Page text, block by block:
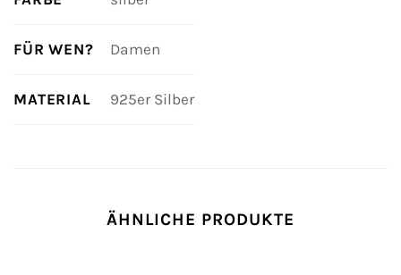
FÜR WEN? Damen
MATERIAL 925er Silber
ÄHNLICHE PRODUKTE